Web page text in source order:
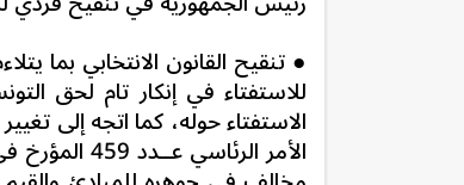
للاستفتاء في إنكار تام لحق
الاستفتاء حوله، كما اتجه إلى